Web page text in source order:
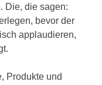
Die, die sagen:
bevor der
applaudieren,
Produkte und